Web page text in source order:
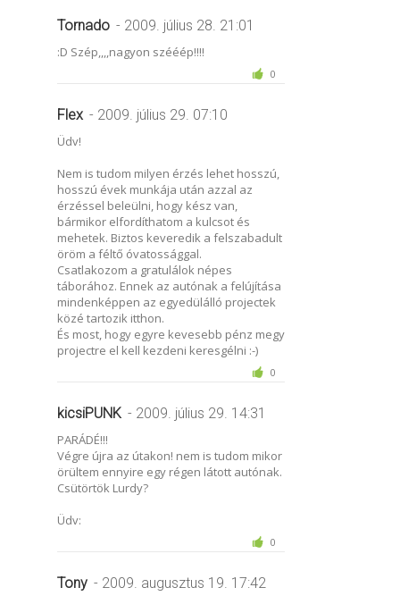
Tornado - 2009. július 28. 21:01
:D Szép,,,,nagyon szééép!!!!
0
Flex - 2009. július 29. 07:10
Üdv!
Nem is tudom milyen érzés lehet hosszú,
hosszú évek munkája után azzal az
érzéssel beleülni, hogy kész van,
bármikor elfordíthatom a kulcsot és
mehetek. Biztos keveredik a felszabadult
öröm a féltő óvatossággal.
Csatlakozom a gratulálok népes
táborához. Ennek az autónak a felújítása
mindenképpen az egyedülálló projectek
közé tartozik itthon.
És most, hogy egyre kevesebb pénz megy
projectre el kell kezdeni keresgélni :-)
0
kicsiPUNK - 2009. július 29. 14:31
PARÁDÉ!!!
Végre újra az útakon! nem is tudom mikor
örültem ennyire egy régen látott autónak.
Csütörtök Lurdy?
Üdv:
0
Tony - 2009. augusztus 19. 17:42